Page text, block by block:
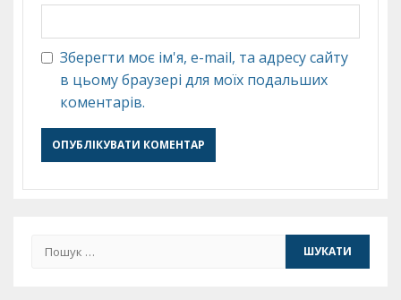
Зберегти моє ім'я, e-mail, та адресу сайту
в цьому браузері для моїх подальших
коментарів.
Пошук: